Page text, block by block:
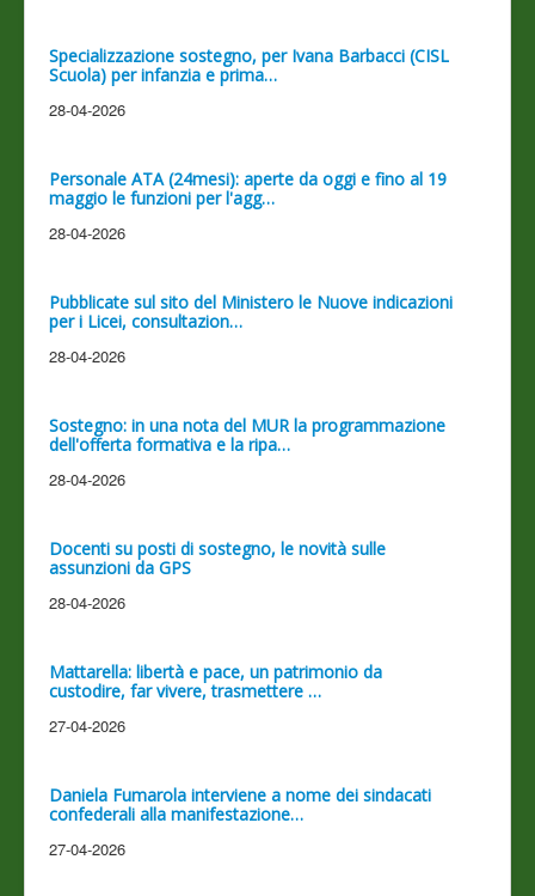
Specializzazione sostegno, per Ivana Barbacci (CISL
Scuola) per infanzia e prima…
28-04-2026
Personale ATA (24mesi): aperte da oggi e fino al 19
maggio le funzioni per l'agg…
28-04-2026
Pubblicate sul sito del Ministero le Nuove indicazioni
per i Licei, consultazion…
28-04-2026
Sostegno: in una nota del MUR la programmazione
dell'offerta formativa e la ripa…
28-04-2026
Docenti su posti di sostegno, le novità sulle
assunzioni da GPS
28-04-2026
Mattarella: libertà e pace, un patrimonio da
custodire, far vivere, trasmettere …
27-04-2026
Daniela Fumarola interviene a nome dei sindacati
confederali alla manifestazione…
27-04-2026